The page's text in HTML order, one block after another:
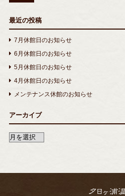
最近の投稿
7月休館日のお知らせ
6月休館日のお知らせ
5月休館日のお知らせ
4月休館日のお知らせ
メンテナンス休館のお知らせ
アーカイブ